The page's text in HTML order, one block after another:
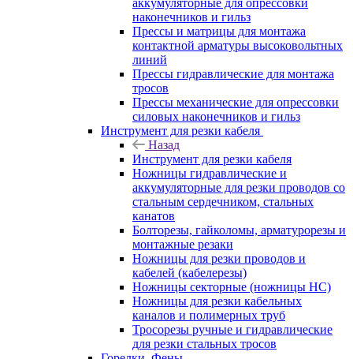
аккумуляторные для опрессовки
наконечников и гильз
Прессы и матрицы для монтажа
контактной арматуры высоковольтных
линий
Прессы гидравлические для монтажа
тросов
Прессы механические для опрессовки
силовых наконечников и гильз
Инструмент для резки кабеля
Назад
Инструмент для резки кабеля
Ножницы гидравлические и
аккумуляторные для резки проводов со
стальным сердечником, стальных
канатов
Болторезы, гайколомы, арматурорезы и
монтажные резаки
Ножницы для резки проводов и
кабелей (кабелерезы)
Ножницы секторные (ножницы НС)
Ножницы для резки кабельных
каналов и полимерных труб
Тросорезы ручные и гидравлические
для резки стальных тросов